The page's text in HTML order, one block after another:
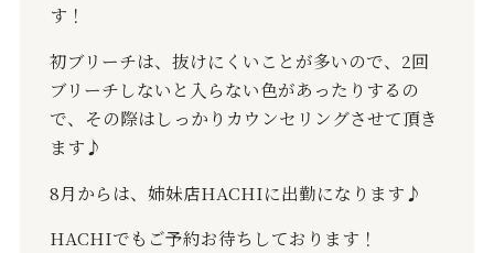
す！
初ブリーチは、抜けにくいことが多いので、2回
ブリーチしないと入らない色があったりするの
で、その際はしっかりカウンセリングさせて頂き
ます♪
8月からは、姉妹店HACHIに出勤になります♪
HACHIでもご予約お待ちしております！